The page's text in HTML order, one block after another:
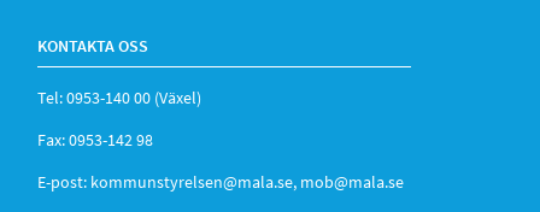
KONTAKTA OSS
Tel: 0953-140 00 (Växel)
Fax: 0953-142 98
E-post: kommunstyrelsen@mala.se, mob@mala.se